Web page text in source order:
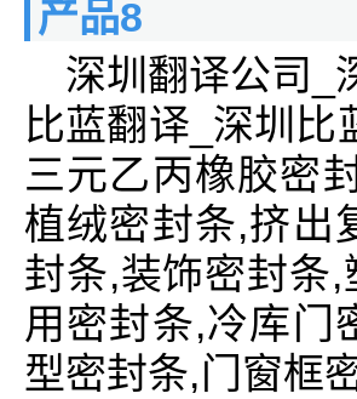
产品8
深圳翻译公司_
比蓝翻译_深圳比
三元乙丙橡胶密
植绒密封条,挤出
封条,装饰密封条
用密封条,冷库门
型密封条,门窗框